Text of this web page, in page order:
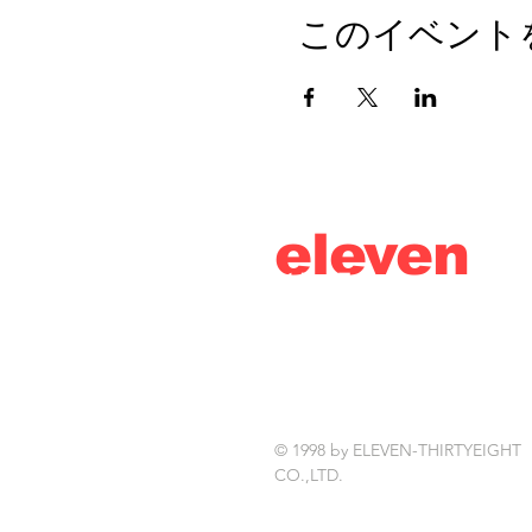
このイベント
eleven
thirty
© 1998 by ELEVEN-THIRTYEIGHT
CO.,LTD.